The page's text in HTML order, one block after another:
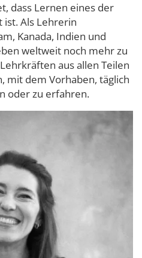
dass Lernen eines der
ist. Als Lehrerin
Kanada, Indien und
weltweit noch mehr zu
aus allen Teilen
mit dem Vorhaben, täglich
oder zu erfahren.